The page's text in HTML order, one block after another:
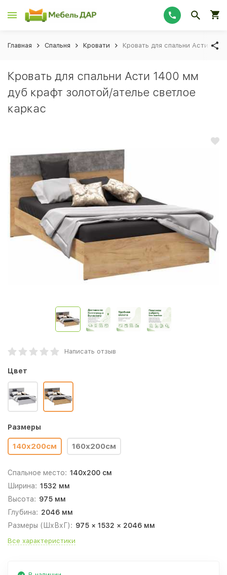
Главная Спальня Кровати Кровать для спальни Асти
Кровать для спальни Асти 1400 мм
дуб крафт золотой/ателье светлое
каркас
Написать отзыв
Цвет
Размеры
140х200см 160х200см
Спальное место: 140x200 см
Ширина: 1532 мм
Высота: 975 мм
Глубина: 2046 мм
Размеры (ШхВхГ): 975 × 1532 × 2046 мм
Все характеристики